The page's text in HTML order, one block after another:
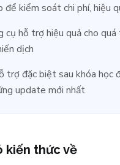
để kiểm soát chi phí, hiệu
cụ hỗ trợ hiệu quả cho
dịch
trợ đặc biệt sau khóa học
update mới nhất
kiến thức về